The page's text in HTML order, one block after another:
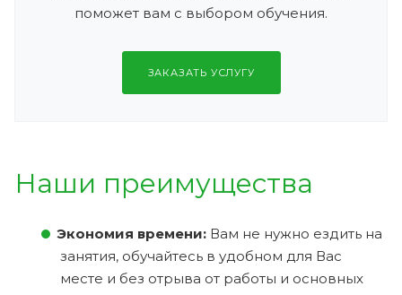
поможет вам с выбором обучения.
ЗАКАЗАТЬ УСЛУГУ
Наши преимущества
Экономия времени: Вам не нужно ездить на
занятия, обучайтесь в удобном для Вас
месте и без отрыва от работы и основных